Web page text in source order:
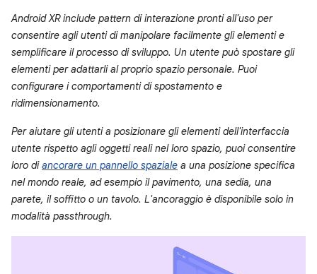
Android XR include pattern di interazione pronti all'uso per
consentire agli utenti di manipolare facilmente gli elementi e
semplificare il processo di sviluppo. Un utente può spostare gli
elementi per adattarli al proprio spazio personale. Puoi
configurare i comportamenti di spostamento e
ridimensionamento.
Per aiutare gli utenti a posizionare gli elementi dell'interfaccia
utente rispetto agli oggetti reali nel loro spazio, puoi consentire
loro diancorare un pannello spaziale a una posizione specifica
nel mondo reale, ad esempio il pavimento, una sedia, una
parete, il soffitto o un tavolo. L'ancoraggio è disponibile solo in
modalità passthrough.